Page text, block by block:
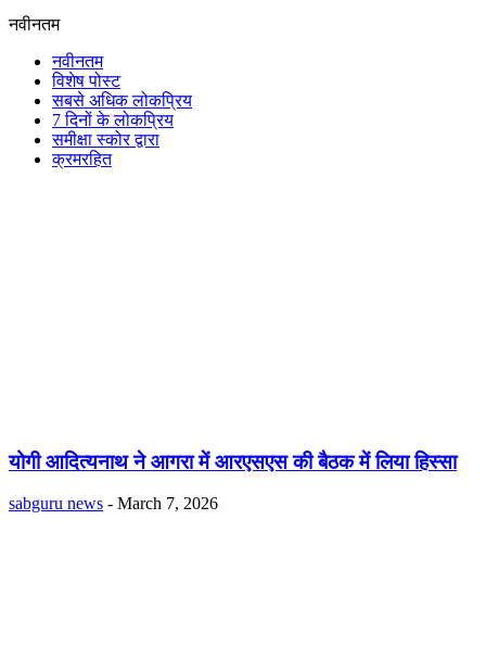
नवीनतम
नवीनतम
विशेष पोस्ट
सबसे अधिक लोकप्रिय
7 दिनों के लोकप्रिय
समीक्षा स्कोर द्वारा
क्रमरहित
योगी आदित्यनाथ ने आगरा में आरएसएस की बैठक में लिया हिस्सा
sabguru news - March 7, 2026